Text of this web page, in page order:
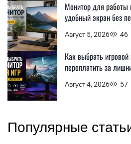
Август 5, 2026 46
Монитор для работы
удобный экран без
Август 4, 2026 57
Как выбрать
переплатить за
Популярные